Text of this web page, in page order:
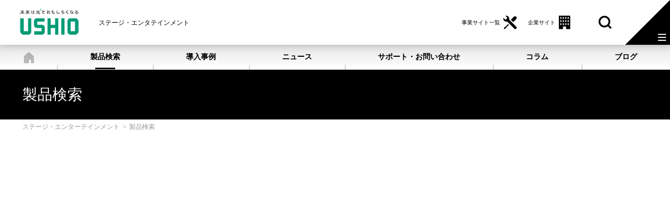
ステージ・エンタテインメント 事業サイト一覧 企業サイト
ステージ・エンターテインメント
製品検索 導入事例 ニュース サポート・お問い合わせ コラム ブログ
製品検索
ステージ・エンターテインメント > 製品検索